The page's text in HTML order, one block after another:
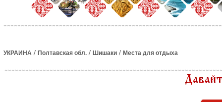
УКРАИНА / Полтавская обл. / Шишаки / Места для отдыха